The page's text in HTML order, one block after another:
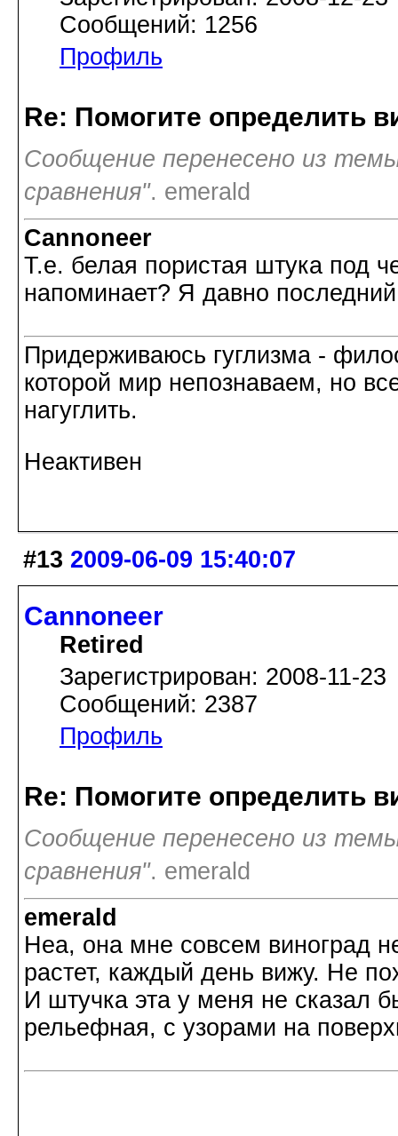
Сообщений: 1256
Профиль
Re: Помогите определить
Сообщение перенесено из
сравнения". emerald
Cannoneer
Т.е. белая пористая штука под
напоминает? Я давно
Придерживаюсь гуглизма -
которой мир непознаваем, но
нагуглить.
Неактивен
#13 2009-06-09 15:40:07
Cannoneer
Retired
Зарегистрирован: 2008-11-23
Сообщений: 2387
Профиль
Re: Помогите определить
Сообщение перенесено из
сравнения". emerald
emerald
Неа, она мне совсем виноград
растет, каждый день вижу. Не
И штучка эта у меня не сказал
рельефная, с узорами на